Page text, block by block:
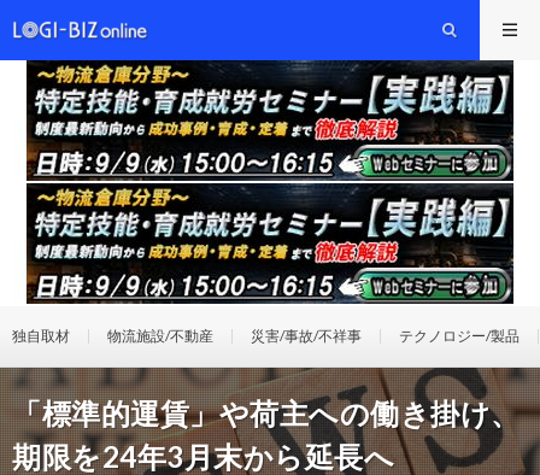
独自取材 物流施設/不動産 災害/事故/不祥事 テクノロジー/製品
「標準的運賃」や荷主への働き掛け、
期限を24年3月末から延長へ